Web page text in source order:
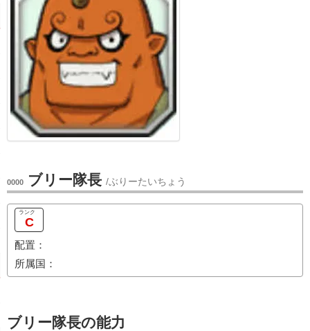
0000 ブリー隊長 /ぶりーたいちょう
C
配置：
所属国：
ブリー隊長の能力